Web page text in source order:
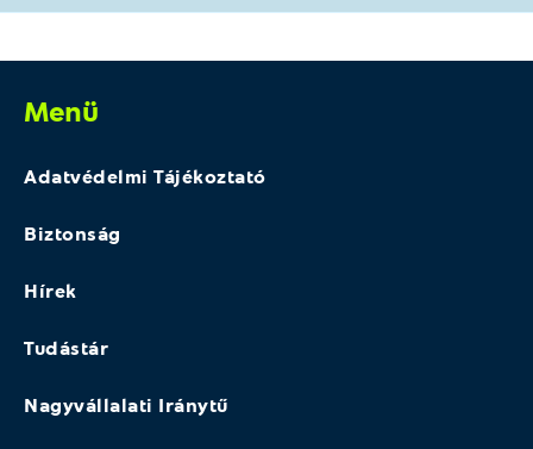
Menü
Adatvédelmi Tájékoztató
Biztonság
Hírek
Tudástár
Nagyvállalati Iránytű